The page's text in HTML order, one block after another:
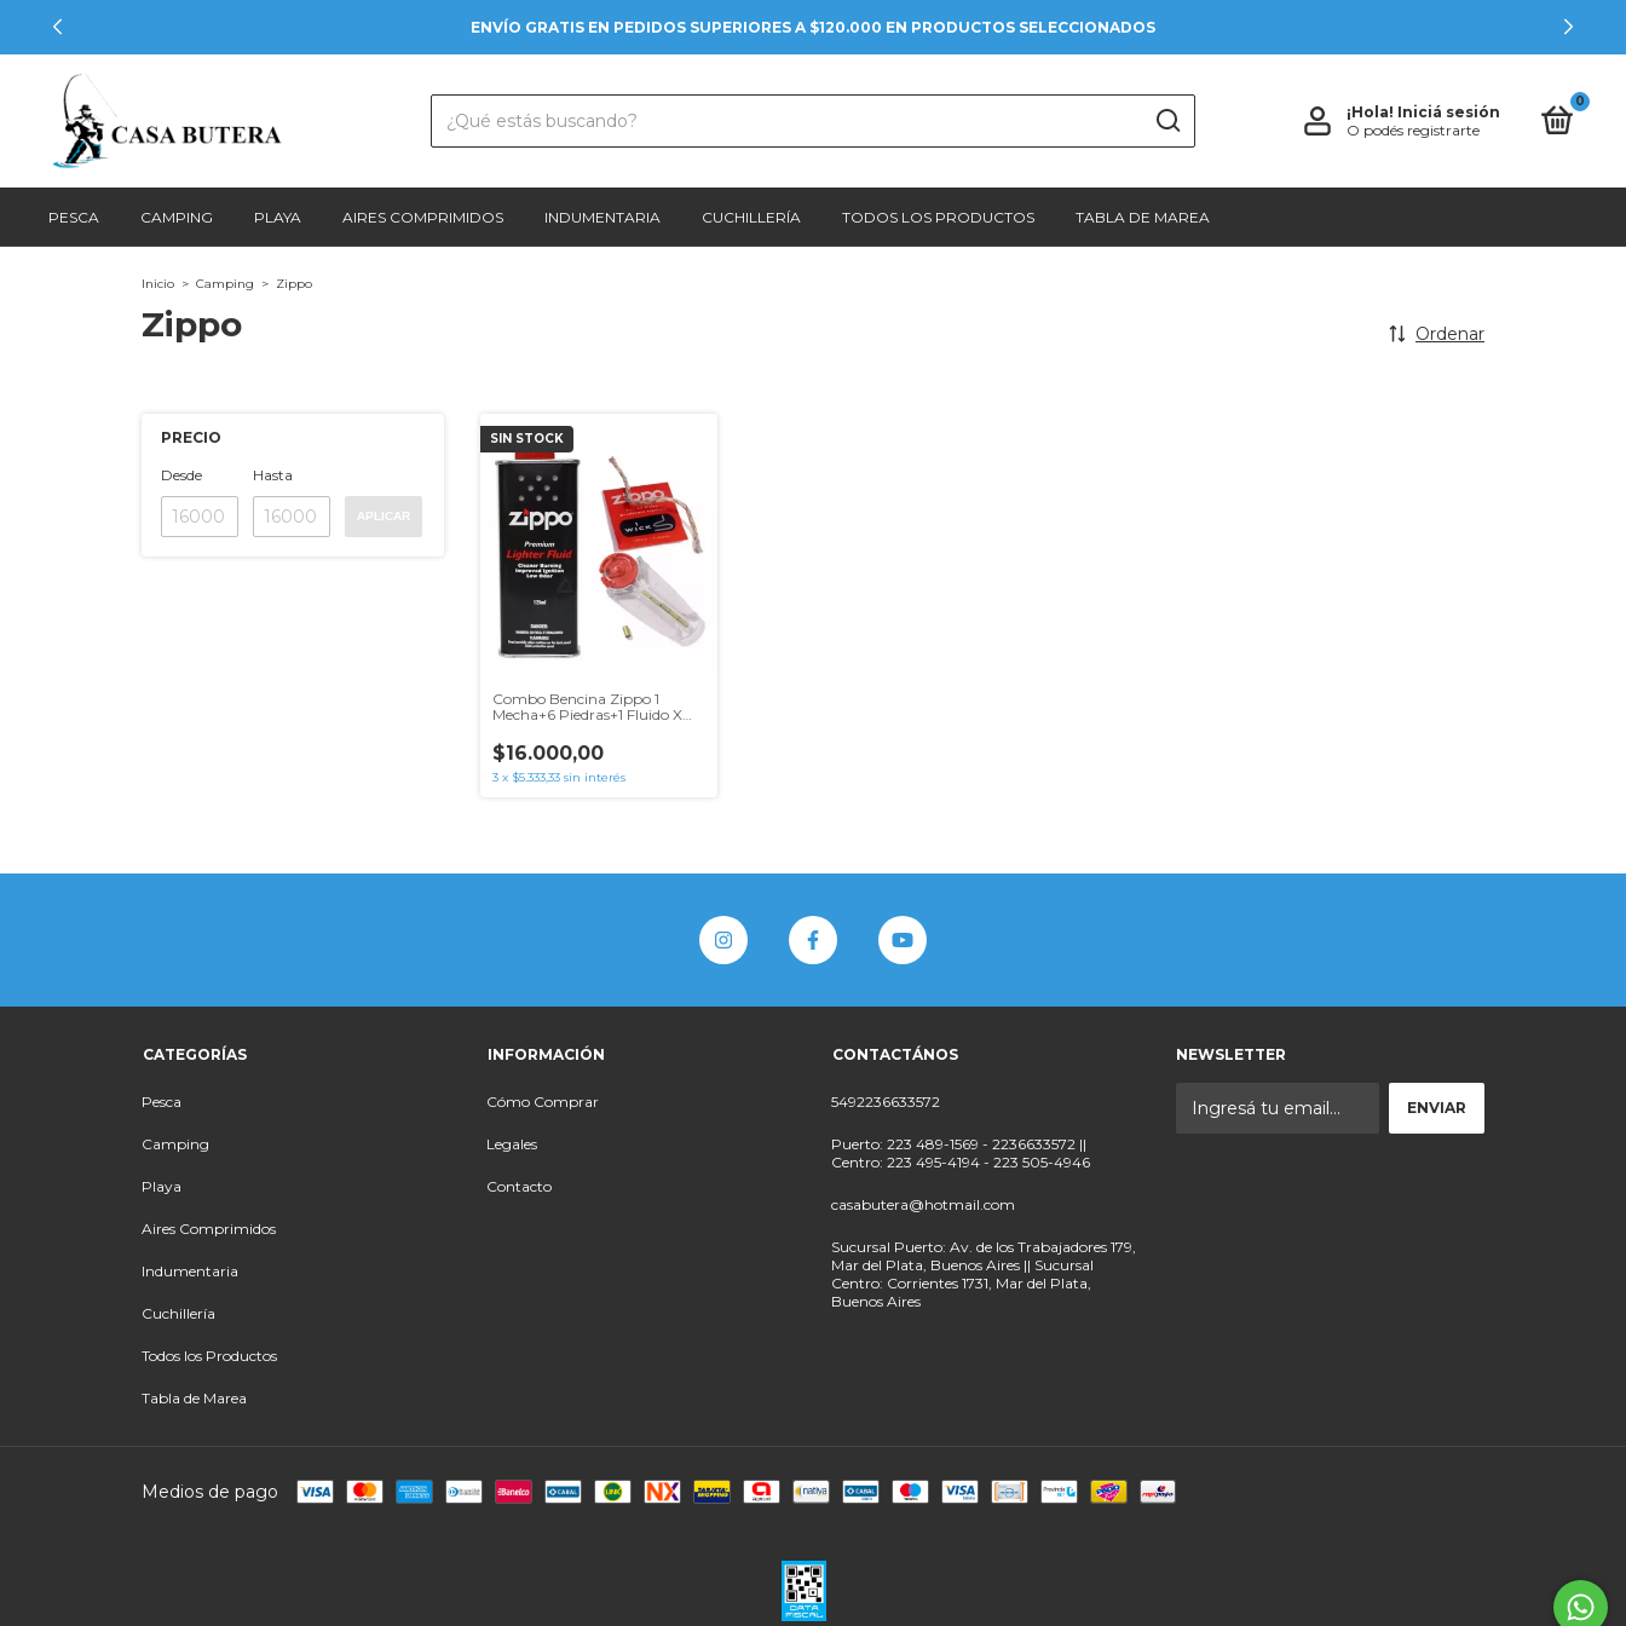
ENVÍO GRATIS EN PEDIDOS SUPERIORES A $120.000 EN PRODUCTOS SELECCIONADOS
¡Hola! Iniciá sesión
O podés registrarte
0
PESCA CAMPING PLAYA AIRES COMPRIMIDOS INDUMENTARIA CUCHILLERÍA TODOS LOS PRODUCTOS TABLA DE MAREA
Inicio > Camping > Zippo
Zippo Ordenar
PRECIO
Desde Hasta
APLICAR
SIN STOCK
Combo Bencina Zippo 1
Mecha+6 Piedras+1 Fluido X
$16.000,00
3 x $5.333,33 sin interés
CATEGORÍAS
Pesca
Camping
Playa
Aires Comprimidos
Indumentaria
Cuchillería
Todos los Productos
Tabla de Marea
INFORMACIÓN
Cómo Comprar
Legales
Contacto
CONTACTÁNOS
5492236633572
Puerto: 223 489-1569 - 2236633572 ||
Centro: 223 495-4194 - 223 505-4946
casabutera@hotmail.com
Sucursal Puerto: Av. de los Trabajadores 179,
Mar del Plata, Buenos Aires || Sucursal
Centro: Corrientes 1731, Mar del Plata,
Buenos Aires
NEWSLETTER
Medios de pago